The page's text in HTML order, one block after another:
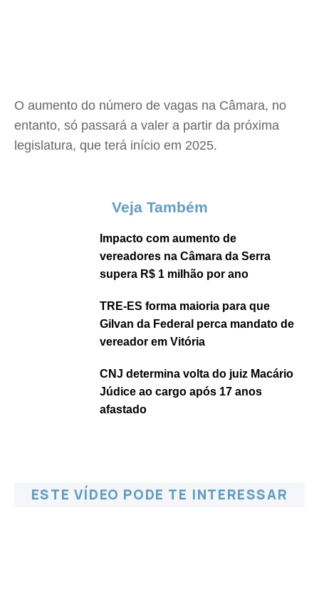
O aumento do número de vagas na Câmara, no
entanto, só passará a valer a partir da próxima
legislatura, que terá início em 2025.
Veja Também
Impacto com aumento de
vereadores na Câmara da Serra
supera R$ 1 milhão por ano
TRE-ES forma maioria para que
Gilvan da Federal perca mandato de
vereador em Vitória
CNJ determina volta do juiz Macário
Júdice ao cargo após 17 anos
afastado
ESTE VÍDEO PODE TE INTERESSAR